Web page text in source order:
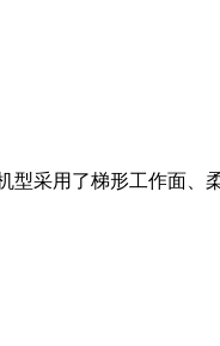
采用了梯形工作面